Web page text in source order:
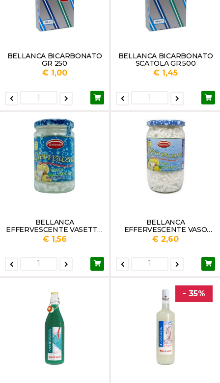
BELLANCA BICARBONATO
GR 250
€ 1,00
BELLANCA BICARBONATO
SCATOLA GR.500
€ 1,45
BELLANCA
EFFERVESCENTE VASETTO
GR.100
€ 1,56
BELLANCA
EFFERVESCENTE VASO
VETRO GR 250
€ 2,60
- 35%